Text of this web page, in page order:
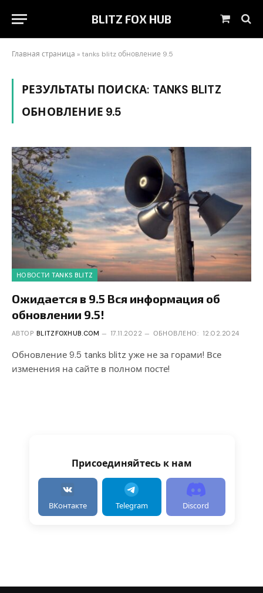
BLITZ FOX HUB Корзина
Главная страница » tanks blitz обновление 9.5
РЕЗУЛЬТАТЫ ПОИСКА: TANKS BLITZ
ОБНОВЛЕНИЕ 9.5
НОВОСТИ TANKS BLITZ
Ожидается в 9.5 Вся информация об
обновлении 9.5!
АВТОР BLITZFOXHUB.COM 17.11.2022 ОБНОВЛЕНО: 12.02.2024
Обновление 9.5 tanks blitz уже не за горами! Все
изменения на сайте в полном посте!
Присоединяйтесь к нам
ВКонтакте Telegram Discord